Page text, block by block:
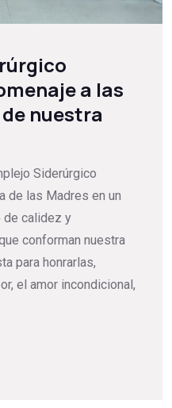
a las
nuestra
Siderúrgico
de las Madres en un
de calidez y
conforman nuestra
para honrarlas,
el amor incondicional,